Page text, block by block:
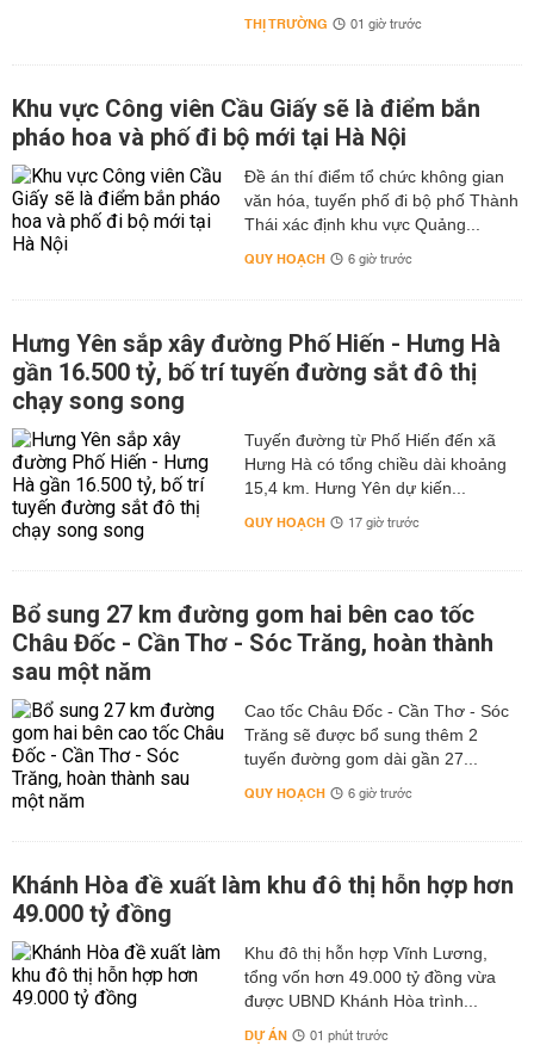
THỊ TRƯỜNG 01 giờ trước
Khu vực Công viên Cầu Giấy sẽ là điểm bắn
pháo hoa và phố đi bộ mới tại Hà Nội
Đề án thí điểm tổ chức không gian
văn hóa, tuyến phố đi bộ phố Thành
Thái xác định khu vực Quảng...
QUY HOẠCH 6 giờ trước
Hưng Yên sắp xây đường Phố Hiến - Hưng Hà
gần 16.500 tỷ, bố trí tuyến đường sắt đô thị
chạy song song
Tuyến đường từ Phố Hiến đến xã
Hưng Hà có tổng chiều dài khoảng
15,4 km. Hưng Yên dự kiến...
QUY HOẠCH 17 giờ trước
Bổ sung 27 km đường gom hai bên cao tốc
Châu Đốc - Cần Thơ - Sóc Trăng, hoàn thành
sau một năm
Cao tốc Châu Đốc - Cần Thơ - Sóc
Trăng sẽ được bổ sung thêm 2
tuyến đường gom dài gần 27...
QUY HOẠCH 6 giờ trước
Khánh Hòa đề xuất làm khu đô thị hỗn hợp hơn
49.000 tỷ đồng
Khu đô thị hỗn hợp Vĩnh Lương,
tổng vốn hơn 49.000 tỷ đồng vừa
được UBND Khánh Hòa trình...
DỰ ÁN 01 phút trước